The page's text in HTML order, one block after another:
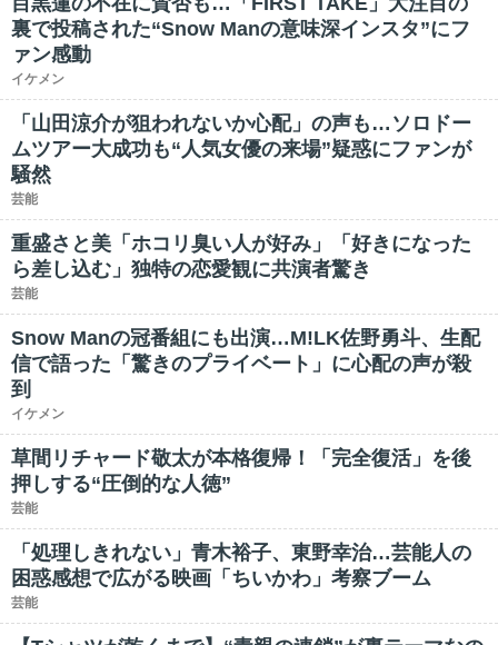
裏で投稿された“Snow Manの意味深インスタ”にフ
ァン感動
イケメン
「山田涼介が狙われないか心配」の声も…ソロドー
ムツアー大成功も“人気女優の来場”疑惑にファンが
騒然
芸能
重盛さと美「ホコリ臭い人が好み」「好きになった
ら差し込む」独特の恋愛観に共演者驚き
芸能
Snow Manの冠番組にも出演…M!LK佐野勇斗、生配
信で語った「驚きのプライベート」に心配の声が殺
到
イケメン
草間リチャード敬太が本格復帰！「完全復活」を後
押しする“圧倒的な人徳”
芸能
「処理しきれない」青木裕子、東野幸治…芸能人の
困惑感想で広がる映画「ちいかわ」考察ブーム
芸能